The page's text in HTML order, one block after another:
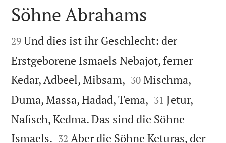

Söhne Abrahams

29 Und dies ist ihr Geschlecht: der
Erstgeborene Ismaels Nebajot, ferner
Kedar, Adbeel, Mibsam, 

30 Mischma,
Duma, Massa, Hadad, Tema, 

31 Jetur,
Nafisch, Kedma. Das sind die Söhne
Ismaels. 

32 Aber die Söhne Keturas, der